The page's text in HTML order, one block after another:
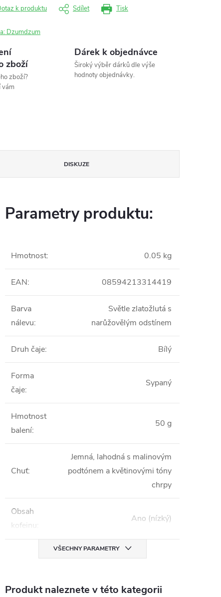
Tisk
k produktu Sdílet
Dzumdzum
zboží
zboží?
vám
Dárek k objednávce
Široký výběr dárků dle výše
hodnoty objednávky.
DISKUZE
Parametry produktu:
Hmotnost: 0.05 kg
EAN: 08594213314419
Barva
nálevu:
Světle zlatožlutá s
narůžovělým odstínem
Druh čaje: Bílý
Forma
čaje:
Sypaný
Hmotnost
balení:
50 g
Chuť:
Jemná, lahodná s malinovým
podtónem a květinovými tóny
chrpy
Obsah
kofeinu :
Ano (nízký)
VŠECHNY PARAMETRY
Produkt naleznete v této kategorii